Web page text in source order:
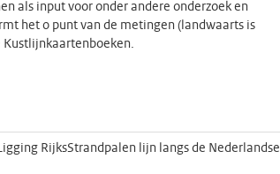
als input voor onder andere onderzoek en
het 0 punt van de metingen (landwaarts is
Kustlijnkaartenboeken.
RijksStrandpalen lijn langs de Nederlandse